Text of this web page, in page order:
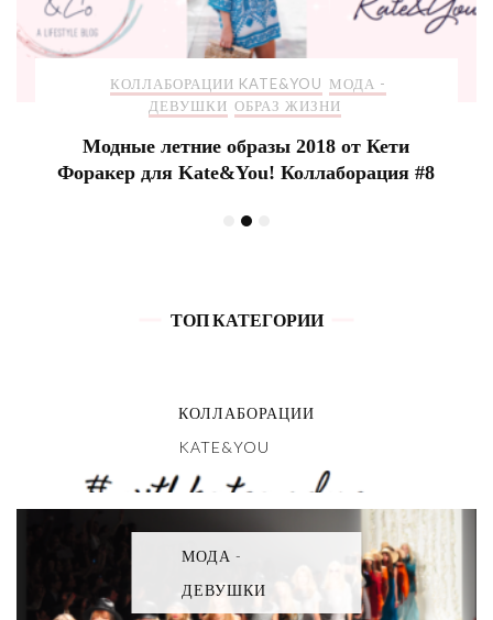
КОЛЛАБОРАЦИИ KATE&YOU МОДА -
ДЕВУШКИ ОБРАЗ ЖИЗНИ
Модные летние образы 2018 от Кети
Форакер для Kate&You! Коллаборация #8
ТОП КАТЕГОРИИ
КОЛЛАБОРАЦИИ
KATE&YOU
МОДА -
ДЕВУШКИ